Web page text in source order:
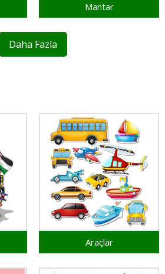
Mantar
Daha Fazla
Araçlar